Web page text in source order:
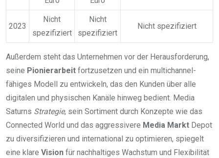
2023
Nicht
spezifiziert
Nicht
spezifiziert
Nicht spezifiziert
Außerdem steht das Unternehmen vor der Herausforderung,
seine Pionierarbeit fortzusetzen und ein multichannel-
fähiges Modell zu entwickeln, das den Kunden über alle
digitalen und physischen Kanäle hinweg bedient. Media
Saturns Strategie, sein Sortiment durch Konzepte wie das
Connected World und das aggressivere Media Markt Depot
zu diversifizieren und international zu optimieren, spiegelt
eine klare Vision für nachhaltiges Wachstum und Flexibilität